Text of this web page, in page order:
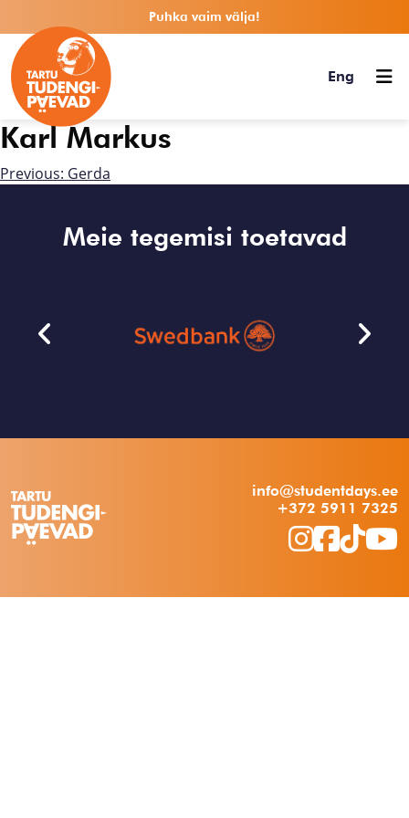
Puhka vaim välja!
Eng
Karl Markus
Previous: Gerda
Meie tegemisi toetavad
info@studentdays.ee
+372 5911 7325